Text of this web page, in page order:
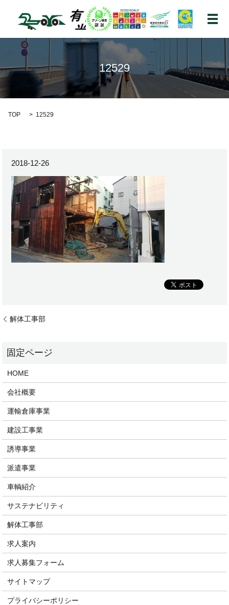
メ
12529
TOP 12529
2018-12-26
解体工事部
HOME
会社概要
運輸倉庫事業
建設工事業
誘導事業
派遣事業
車輌紹介
サステナビリティ
解体工事部
求人案内
求人募集フォーム
サイトマップ
プライバシーポリシー